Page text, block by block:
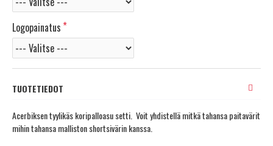
Logopainatus
TUOTETIEDOT
Acerbiksen tyylikäs koripalloasu setti. Voit yhdistellä mitkä tahansa paitavärit
mihin tahansa malliston shortsivärin kanssa.